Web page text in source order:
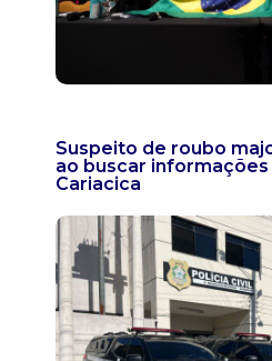
Suspeito de roubo
ao buscar
Cariacica